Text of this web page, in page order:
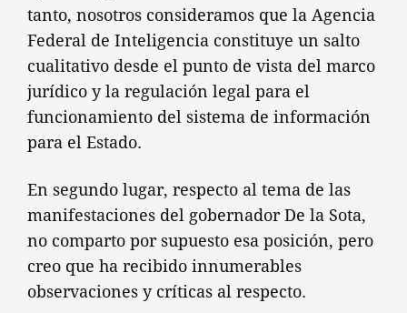
tanto, nosotros consideramos que la Agencia
Federal de Inteligencia constituye un salto
cualitativo desde el punto de vista del marco
jurídico y la regulación legal para el
funcionamiento del sistema de información
para el Estado.
En segundo lugar, respecto al tema de las
manifestaciones del gobernador De la Sota,
no comparto por supuesto esa posición, pero
creo que ha recibido innumerables
observaciones y críticas al respecto.